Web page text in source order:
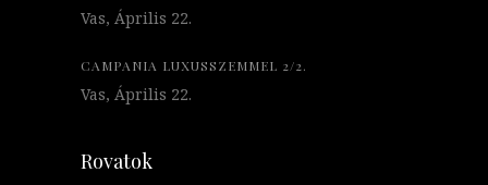
Vas, Április 22.
CAMPANIA LUXUSSZEMMEL 2/2.
Vas, Április 22.
Rovatok